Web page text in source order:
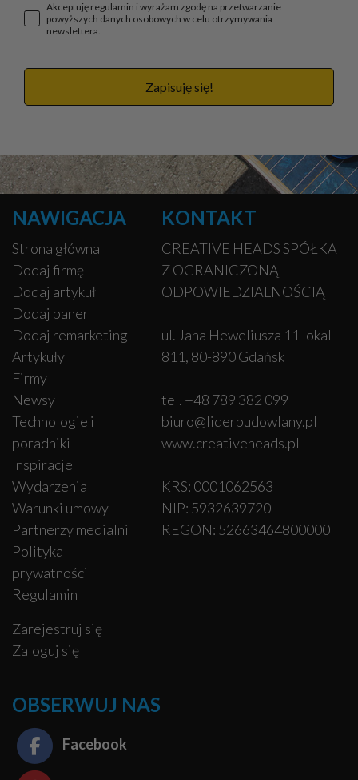
Akceptuję regulamin i wyrażam zgodę na przetwarzanie
powyższych danych osobowych w celu otrzymywania
newslettera.
Zapisuję się!
NAWIGACJA
Strona główna
Dodaj firmę
Dodaj artykuł
Dodaj baner
Dodaj remarketing
Artykuły
Firmy
Newsy
Technologie i
poradniki
Inspiracje
Wydarzenia
Warunki umowy
Partnerzy medialni
Polityka
prywatności
Regulamin
Zarejestruj się
Zaloguj się
KONTAKT
CREATIVE HEADS SPÓŁKA
Z OGRANICZONĄ
ODPOWIEDZIALNOŚCIĄ
ul. Jana Heweliusza 11 lokal
811, 80-890 Gdańsk
tel. +48 789 382 099
biuro@liderbudowlany.pl
www.creativeheads.pl
KRS: 0001062563
NIP: 5932639720
REGON: 52663464800000
OBSERWUJ NAS
Facebook